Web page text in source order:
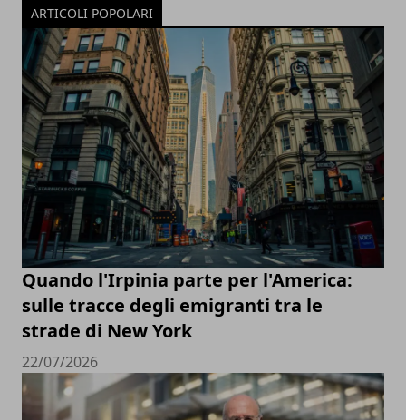
ARTICOLI POPOLARI
Quando l'Irpinia parte per l'America:
sulle tracce degli emigranti tra le
strade di New York
22/07/2026